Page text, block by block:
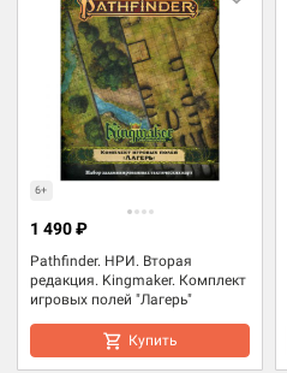
6+
Pathfinder. НРИ. Вторая
редакция. Kingmaker. Комплект
игровых полей "Лагерь"
1 490 ₽
Купить